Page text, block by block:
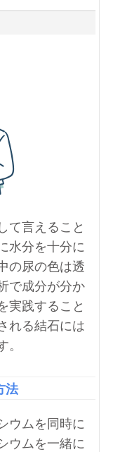
て言えること
水分を十分に
の尿の色は透
で成分が分か
実践すること
れる結石には
法
ウムを同時に
ウムを一緒に